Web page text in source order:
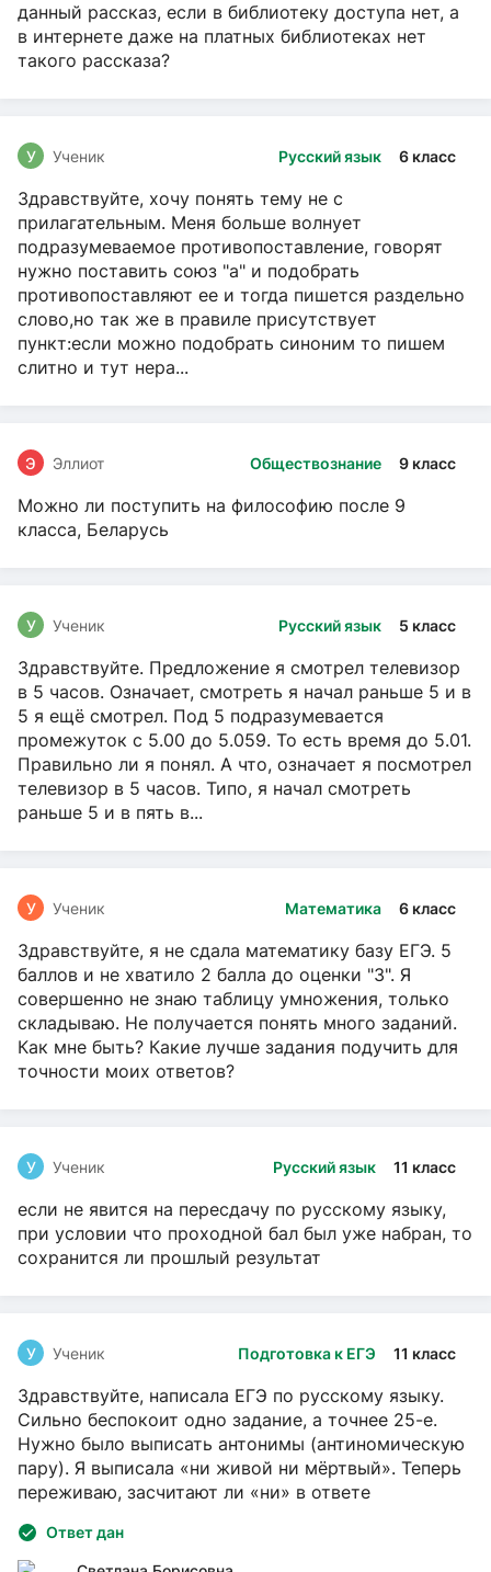
данный рассказ, если в библиотеку доступа нет, а
в интернете даже на платных библиотеках нет
такого рассказа?
Русский язык 6 класс
У Ученик
Здравствуйте, хочу понять тему не с
прилагательным. Меня больше волнует
подразумеваемое противопоставление, говорят
нужно поставить союз "а" и подобрать
противопоставляют ее и тогда пишется раздельно
слово,но так же в правиле присутствует
пункт:если можно подобрать синоним то пишем
слитно и тут нера...
Обществознание 9 класс
Э Эллиот
Можно ли поступить на философию после 9
класса, Беларусь
Русский язык 5 класс
У Ученик
Здравствуйте. Предложение я смотрел телевизор
в 5 часов. Означает, смотреть я начал раньше 5 и в
5 я ещё смотрел. Под 5 подразумевается
промежуток с 5.00 до 5.059. То есть время до 5.01.
Правильно ли я понял. А что, означает я посмотрел
телевизор в 5 часов. Типо, я начал смотреть
раньше 5 и в пять в...
Математика 6 класс
У Ученик
Здравствуйте, я не сдала математику базу ЕГЭ. 5
баллов и не хватило 2 балла до оценки "3". Я
совершенно не знаю таблицу умножения, только
складываю. Не получается понять много заданий.
Как мне быть? Какие лучше задания подучить для
точности моих ответов?
Русский язык 11 класс
У Ученик
если не явится на пересдачу по русскому языку,
при условии что проходной бал был уже набран, то
сохранится ли прошлый результат
Подготовка к ЕГЭ 11 класс
У Ученик
Здравствуйте, написала ЕГЭ по русскому языку.
Сильно беспокоит одно задание, а точнее 25-е.
Нужно было выписать антонимы (антиномическую
пару). Я выписала «ни живой ни мёртвый». Теперь
переживаю, засчитают ли «ни» в ответе
Ответ дан